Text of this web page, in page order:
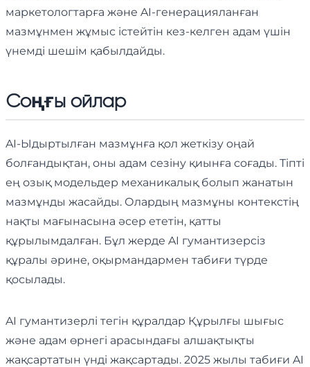
маркетологтарға және AI-генерацияланған
мазмұнмен жұмыс істейтін кез-келген адам үшін
үнемді шешім қабылдайды.
Соңғы ойлар
AI-Ыдыртылған мазмұнға қол жеткізу оңай
болғандықтан, оны адам сезіну қиынға соғады. Тіпті
ең озық модельдер механикалық болып жанатын
мазмұнды жасайды. Олардың мазмұны контекстің
нақты мағынасына әсер ететін, қатты
құрылымдалған. Бұл жерде AI гумантизерсіз
құралы әрине, оқырмандармен табиғи түрде
қосылады.
AI гумантизерлі тегін құралдар Құрылғы шығыс
және адам өрнегі арасындағы алшақтықты
жақсартатын үнді жақсартады. 2025 жылы табиғи AI